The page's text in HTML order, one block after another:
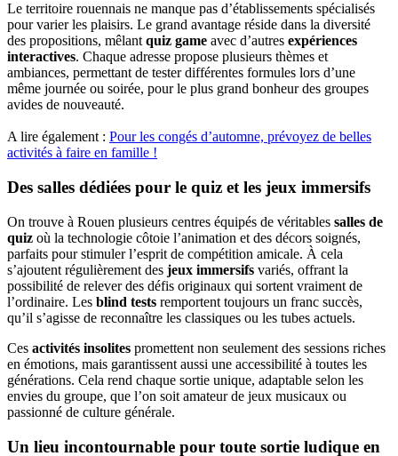
Le territoire rouennais ne manque pas d’établissements spécialisés
pour varier les plaisirs. Le grand avantage réside dans la diversité
des propositions, mêlantquiz game avec d’autres expériences
interactives. Chaque adresse propose plusieurs thèmes et
ambiances, permettant de tester différentes formules lors d’une
même journée ou soirée, pour le plus grand bonheur des groupes
avides de nouveauté.
A lire également : Pour les congés d’automne, prévoyez de belles
activités à faire en famille !
Des salles dédiées pour le quiz et les jeux immersifs
On trouve à Rouen plusieurs centres équipés de véritables salles de
quiz où la technologie côtoie l’animation et des décors soignés,
parfaits pour stimuler l’esprit de compétition amicale. À cela
s’ajoutent régulièrement des jeux immersifs variés, offrant la
possibilité de relever des défis originaux qui sortent vraiment de
l’ordinaire. Les blind tests remportent toujours un franc succès,
qu’il s’agisse de reconnaître les classiques ou les tubes actuels.
Ces activités insolites promettent non seulement des sessions riches
en émotions, mais garantissent aussi une accessibilité à toutes les
générations. Cela rend chaque sortie unique, adaptable selon les
envies du groupe, que l’on soit amateur de jeux musicaux ou
passionné de culture générale.
Un lieu incontournable pour toute sortie ludique en